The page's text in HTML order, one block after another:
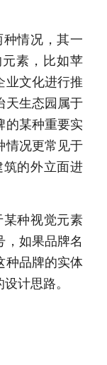
情况，其一
素，比如苹
业文化进行推
天生态园属于
的某种重要实
情况更常见于
的外立面进
种视觉元素
，如果品牌名
种品牌的实体
计思路。